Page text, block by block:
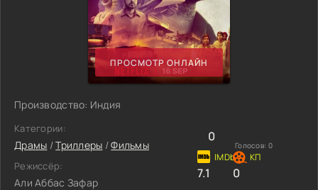
ПРОСМОТР ОНЛАЙН
Производство: Индия
Категории:
Драмы /Триллеры /Фильмы
Режиссёр:
Али Аббас Зафар
0
Голосов: 0
7.1 0